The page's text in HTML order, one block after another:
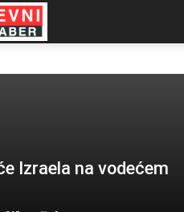
Izraela na vodećem